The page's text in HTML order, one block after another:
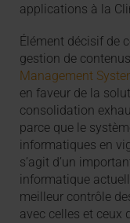
applications à la
Élément décisif de
gestion de
Management
en faveur de la
consolidation
parce que le
informatiques en
s’agit d’un
informatique
meilleur contrôle
avec celles et ceux